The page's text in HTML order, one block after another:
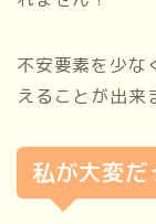
不安要素を少な
えることが出来
私が大変だ